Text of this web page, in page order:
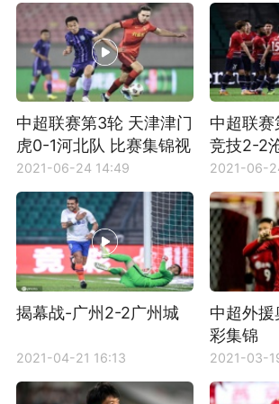
中超联赛第3轮 天津津门
虎0-1河北队 比赛集锦视
频
2021-06-24 14:49
中超联
竞技2-2
锦视频
2021-06-
揭幕战-广州2-2广州城
2021-04-21 16:13
中超外
彩集锦
2021-03-